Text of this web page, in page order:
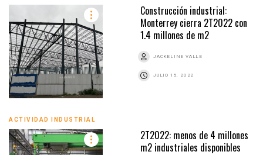
Construcción industrial:
Monterrey cierra 2T2022 con
1.4 millones de m2
JACKELINE VALLE
JULIO 15, 2022
ACTIVIDAD INDUSTRIAL
2T2022: menos de 4 millones
m2 industriales disponibles